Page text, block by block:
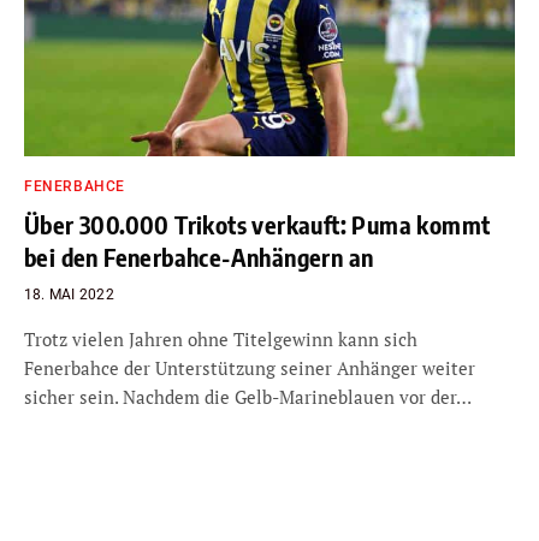
FENERBAHCE
Über 300.000 Trikots verkauft: Puma kommt
bei den Fenerbahce-Anhängern an
18. MAI 2022
Trotz vielen Jahren ohne Titelgewinn kann sich
Fenerbahce der Unterstützung seiner Anhänger weiter
sicher sein. Nachdem die Gelb-Marineblauen vor der…